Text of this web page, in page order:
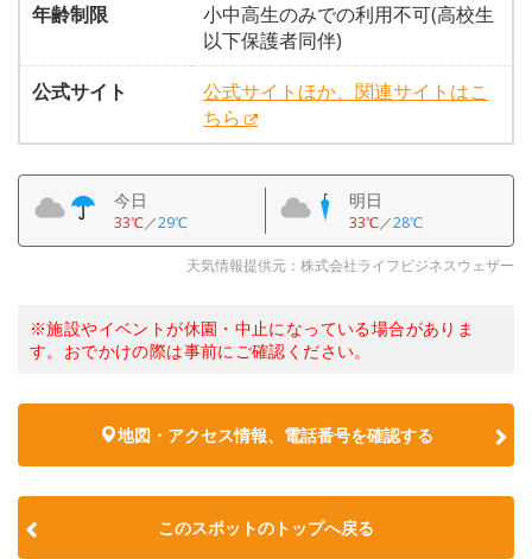
年齢制限
小中高生のみでの利用不可(高校生
以下保護者同伴)
公式サイト
公式サイトほか、関連サイトはこ
ちら
今日
33℃／29℃
明日
33℃／28℃
天気情報提供元：株式会社ライフビジネスウェザー
※施設やイベントが休園・中止になっている場合がありま
す。おでかけの際は事前にご確認ください。
地図・アクセス情報、電話番号を確認する
このスポットのトップへ戻る